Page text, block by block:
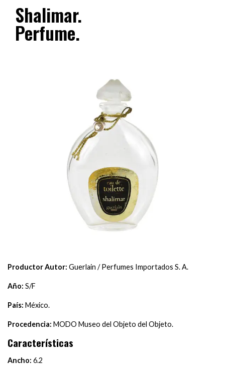
Shalimar.
Perfume.
Productor Autor: Guerlain / Perfumes Importados S. A.
Año: S/F
País: México.
Procedencia: MODO Museo del Objeto del Objeto.
Características
Ancho: 6.2